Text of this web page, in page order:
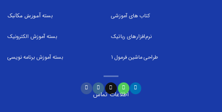
بسته آموزش مکانیک
بستهآموزش الکترونیک
بستهآموزش برنامه نویسی
کتاب های آموزشی
نرم‌افزارهای رباتیک
طراحی ماشین فرمول
اطلاعات تماس